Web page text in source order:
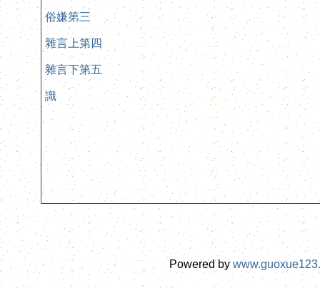
俗嫌第三
雜言上第四
雜言下第五
識
Powered by